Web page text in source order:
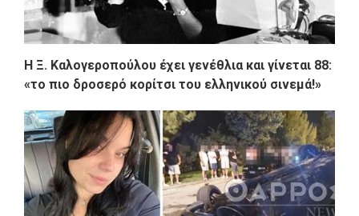
Η Ξ. Καλογεροπούλου έχει γενέθλια και γίνεται 88:
«το πιο δροσερό κορίτσι του ελληνικού σινεμά!»